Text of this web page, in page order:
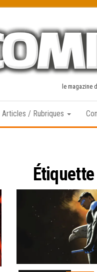
le magazine
Articles / Rubriques